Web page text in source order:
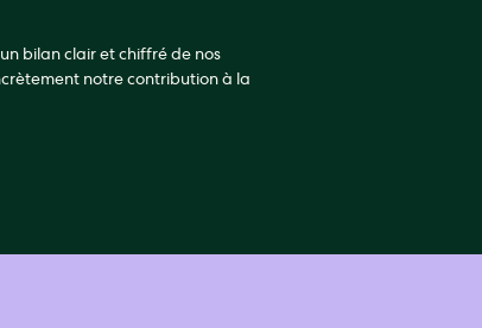
bilan clair et chiffré de nos
notre contribution à la